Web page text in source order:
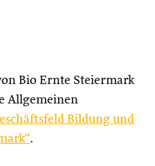
Bio Ernte Steiermark
Allgemeinen
Bildung und
.